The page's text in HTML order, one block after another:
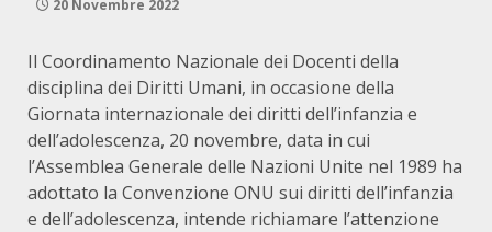
20 Novembre 2022
Il Coordinamento Nazionale dei Docenti della
disciplina dei Diritti Umani, in occasione della
Giornata internazionale dei diritti dell’infanzia e
dell’adolescenza, 20 novembre, data in cui
l’Assemblea Generale delle Nazioni Unite nel 1989 ha
adottato la Convenzione ONU sui diritti dell’infanzia
e dell’adolescenza, intende richiamare l’attenzione